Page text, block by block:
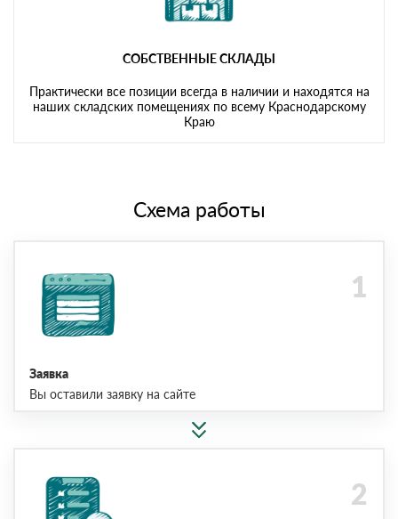
СОБСТВЕННЫЕ СКЛАДЫ
Практически все позиции всегда в наличии и находятся на
наших складских помещениях по всему Краснодарскому
Краю
Схема работы
Заявка
Вы оставили заявку на сайте